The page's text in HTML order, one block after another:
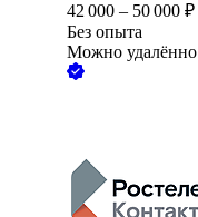
42 000 – 50 000 ₽
Без опыта
Можно удалённо